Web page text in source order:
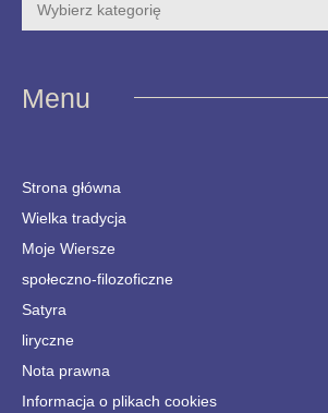
Menu
Strona główna
Wielka tradycja
Moje Wiersze
społeczno-filozoficzne
Satyra
liryczne
Nota prawna
Informacja o plikach cookies